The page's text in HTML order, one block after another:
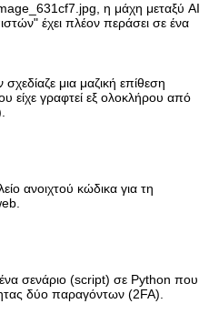
η μάχη μεταξύ AI
έχει πλέον περάσει σε ένα
μια μαζική επίθεση
είχε γραφτεί εξ ολοκλήρου από
ανοιχτού κώδικα για τη
σενάριο (script) σε Python που
δύο παραγόντων (2FA).